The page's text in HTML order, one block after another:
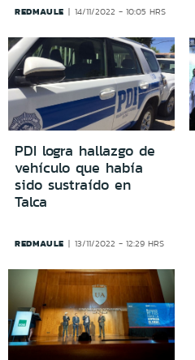
REDMAULE 14/11/2022 - 10:05 HRS
PDI logra hallazgo de
vehículo que había
sido sustraído en
Talca
REDMAULE 13/11/2022 - 12:29 HRS